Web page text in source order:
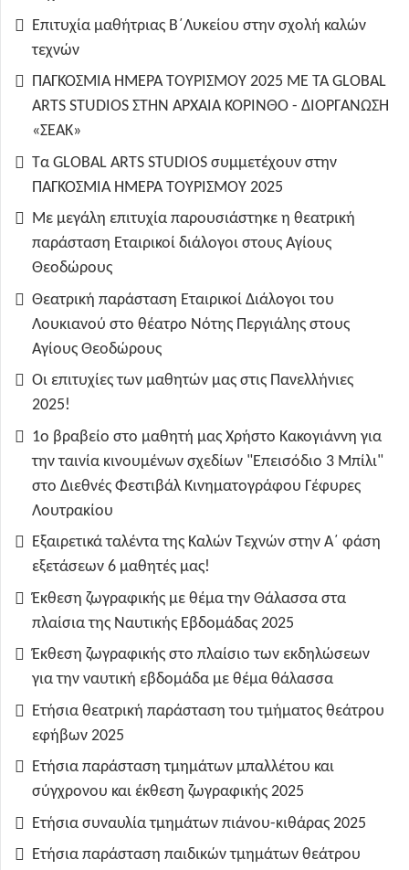
Επιτυχία μαθήτριας Β΄Λυκείου στην σχολή καλών
τεχνών
ΠΑΓΚΟΣΜΙΑ ΗΜΕΡΑ ΤΟΥΡΙΣΜΟΥ 2025 ΜΕ ΤΑ GLOBAL
ARTS STUDIOS ΣΤΗΝ ΑΡΧΑΙΑ ΚΟΡΙΝΘΟ - ΔΙΟΡΓΑΝΩΣΗ
«ΣΕΑΚ»
Τα GLOBAL ARTS STUDIOS συμμετέχουν στην
ΠΑΓΚΟΣΜΙΑ ΗΜΕΡΑ ΤΟΥΡΙΣΜΟΥ 2025
Με μεγάλη επιτυχία παρουσιάστηκε η θεατρική
παράσταση Εταιρικοί διάλογοι στους Αγίους
Θεοδώρους
Θεατρική παράσταση Εταιρικοί Διάλογοι του
Λουκιανού στο θέατρο Νότης Περγιάλης στους
Αγίους Θεοδώρους
Οι επιτυχίες των μαθητών μας στις Πανελλήνιες
2025!
1ο βραβείο στο μαθητή μας Χρήστο Κακογιάννη για
την ταινία κινουμένων σχεδίων "Επεισόδιο 3 Μπίλι"
στο Διεθνές Φεστιβάλ Κινηματογράφου Γέφυρες
Λουτρακίου
Εξαιρετικά ταλέντα της Καλών Τεχνών στην Α΄ φάση
εξετάσεων 6 μαθητές μας!
Έκθεση ζωγραφικής με θέμα την Θάλασσα στα
πλαίσια της Ναυτικής Εβδομάδας 2025
Έκθεση ζωγραφικής στο πλαίσιο των εκδηλώσεων
για την ναυτική εβδομάδα με θέμα θάλασσα
Ετήσια θεατρική παράσταση του τμήματος θεάτρου
εφήβων 2025
Ετήσια παράσταση τμημάτων μπαλλέτου και
σύγχρονου και έκθεση ζωγραφικής 2025
Ετήσια συναυλία τμημάτων πιάνου-κιθάρας 2025
Ετήσια παράσταση παιδικών τμημάτων θεάτρου